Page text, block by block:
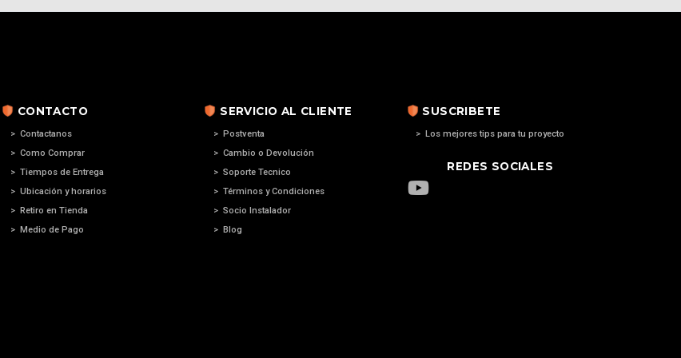
CONTACTO
> Contactanos
> Como Comprar
> Tiempos de Entrega
> Ubicación y horarios
> Retiro en Tienda
> Medio de Pago
SERVICIO AL CLIENTE
> Postventa
> Cambio o Devolución
> Soporte Tecnico
> Términos y Condiciones
> Socio Instalador
> Blog
SUSCRIBETE
> Los mejores tips para tu proyecto
REDES SOCIALES